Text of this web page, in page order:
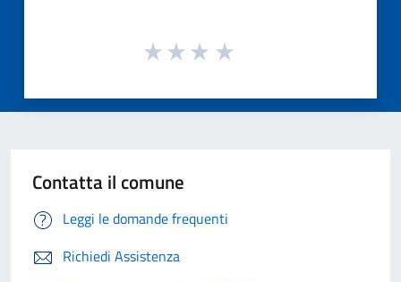
Contatta il comune
Leggi le domande frequenti
Richiedi Assistenza